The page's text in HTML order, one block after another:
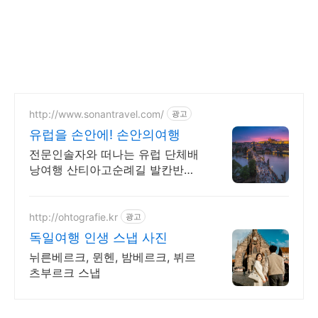
http://www.sonantravel.com/ 광고
유럽을 손안에! 손안의여행
전문인솔자와 떠나는 유럽 단체배
낭여행 산티아고순례길 발칸반도
부유럽 동유럽 세미팩제공
http://ohtografie.kr 광고
독일여행 인생 스냅 사진
뉘른베르크, 뮌헨, 밤베르크, 뷔르
츠부르크 스냅